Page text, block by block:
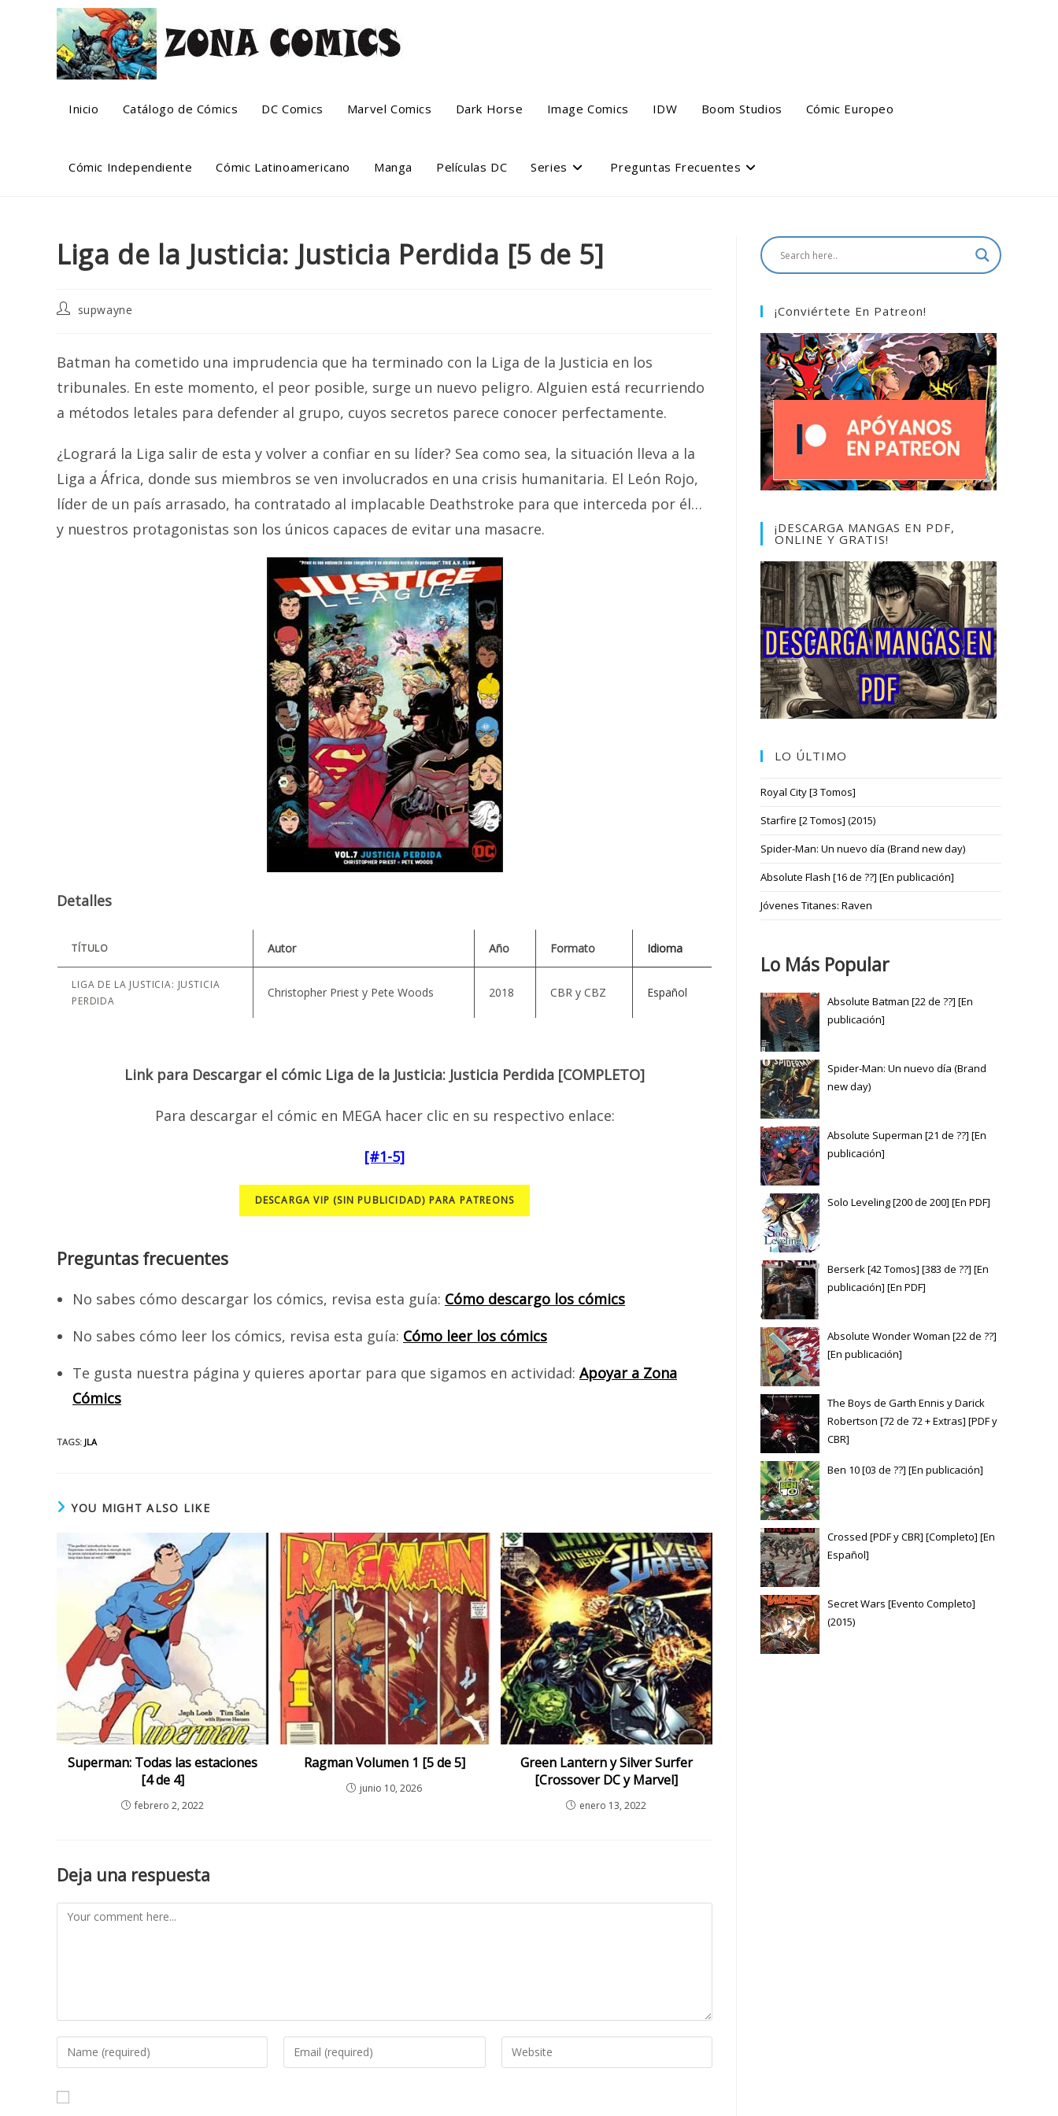
Inicio Catálogo de Cómics DC Comics Marvel Comics Dark Horse Image Comics IDW Boom Studios Cómic Europeo
Cómic Independiente Cómic Latinoamericano Manga Películas DC Series Preguntas Frecuentes
Liga de la Justicia: Justicia Perdida [5 de 5]
Postsupwayne
Batman ha cometido una imprudencia que ha terminado con la Liga de la Justicia en los
tribunales. En este momento, el peor posible, surge un nuevo peligro. Alguien está recurriendo
a métodos letales para defender al grupo, cuyos secretos parece conocer perfectamente.
¿Logrará la Liga salir de esta y volver a confiar en su líder? Sea como sea, la situación lleva a la
Liga a África, donde sus miembros se ven involucrados en una crisis humanitaria. El León Rojo,
líder de un país arrasado, ha contratado al implacable Deathstroke para que interceda por él…
y nuestros protagonistas son los únicos capaces de evitar una masacre.
Detalles
TÍTULO Autor Año Formato Idioma
LIGA DE LA JUSTICIA: JUSTICIA
PERDIDA
Christopher Priest y Pete Woods 2018 CBR y CBZ Español
Link para Descargar el cómic Liga de la Justicia: Justicia Perdida [COMPLETO]
Para descargar el cómic en MEGA hacer clic en su respectivo enlace:
[#1-5]
DESCARGA VIP (SIN PUBLICIDAD) PARA PATREONS
Preguntas frecuentes
No sabes cómo descargar los cómics, revisa esta guía: Cómo descargo los cómics
No sabes cómo leer los cómics, revisa esta guía: Cómo leer los cómics
Te gusta nuestra página y quieres aportar para que sigamos en actividad: Apoyar a Zona
Cómics
TAGS: JLA
YOU MIGHT ALSO LIKE
Superman: Todas las estaciones
[4 de 4]
febrero 2, 2022
Ragman Volumen 1 [5 de 5]
junio 10, 2026
Green Lantern y Silver Surfer
[Crossover DC y Marvel]
enero 13, 2022
Deja una respuesta
Comment
Enter
your
or
Enter
your
Enter
your
¡Conviértete En Patreon!
¡DESCARGA MANGAS EN PDF,
ONLINE Y GRATIS!
LO ÚLTIMO
Royal City [3 Tomos]
Starfire [2 Tomos] (2015)
Spider-Man: Un nuevo día (Brand new day)
Absolute Flash [16 de ??] [En publicación]
Jóvenes Titanes: Raven
Lo Más Popular
Absolute Batman [22 de ??] [En
publicación]
Spider-Man: Un nuevo día (Brand
new day)
Absolute Superman [21 de ??] [En
publicación]
Solo Leveling [200 de 200] [En PDF]
Berserk [42 Tomos] [383 de ??] [En
publicación] [En PDF]
Absolute Wonder Woman [22 de ??]
[En publicación]
The Boys de Garth Ennis y Darick
Robertson [72 de 72 + Extras] [PDF y
CBR]
Ben 10 [03 de ??] [En publicación]
Crossed [PDF y CBR] [Completo] [En
Español]
Secret Wars [Evento Completo]
(2015)